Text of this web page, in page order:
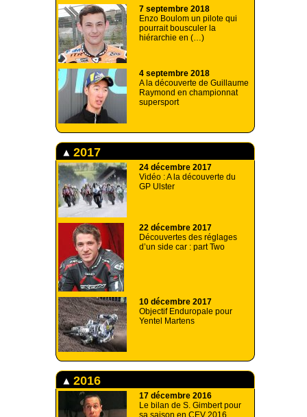
7 septembre 2018
Enzo Boulom un pilote qui
pourrait bousculer la
hiérarchie en (…)
4 septembre 2018
A la découverte de Guillaume
Raymond en championnat
supersport
2017
24 décembre 2017
Vidéo : A la découverte du
GP Ulster
22 décembre 2017
Découvertes des réglages
d’un side car : part Two
10 décembre 2017
Objectif Enduropale pour
Yentel Martens
2016
17 décembre 2016
Le bilan de S. Gimbert pour
sa saison en CEV 2016